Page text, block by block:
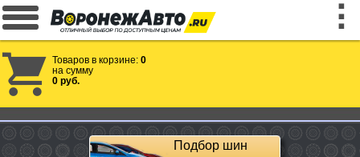
Товаров в корзине: 0
на сумму
0 руб.
Подбор шин